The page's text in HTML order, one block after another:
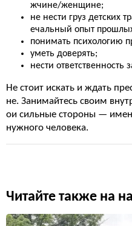
жчине/женщине;
не нести груз детских
ечальный опыт
понимать психологию
уметь доверять;
нести ответственность
Не стоит искать и ждать
не. Занимайтесь своим
ои сильные стороны —
нужного человека.
Читайте также на